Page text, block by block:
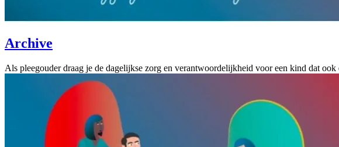
Archive
Als pleegouder draag je de dagelijkse zorg en verantwoordelijkheid voor een kind dat